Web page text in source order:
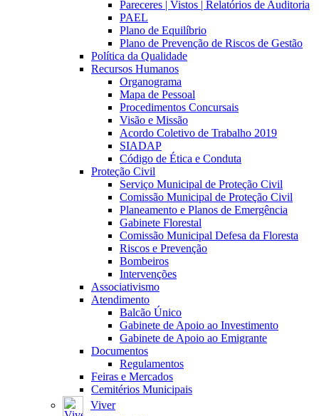
Pareceres | Vistos | Relatórios de Auditoria
PAEL
Plano de Equilíbrio
Plano de Prevenção de Riscos de Gestão
Política da Qualidade
Recursos Humanos
Organograma
Mapa de Pessoal
Procedimentos Concursais
Visão e Missão
Acordo Coletivo de Trabalho 2019
SIADAP
Código de Ética e Conduta
Proteção Civil
Serviço Municipal de Proteção Civil
Comissão Municipal de Proteção Civil
Planeamento e Planos de Emergência
Gabinete Florestal
Comissão Municipal Defesa da Floresta
Riscos e Prevenção
Bombeiros
Intervenções
Associativismo
Atendimento
Balcão Único
Gabinete de Apoio ao Investimento
Gabinete de Apoio ao Emigrante
Documentos
Regulamentos
Feiras e Mercados
Cemitérios Municipais
Viver